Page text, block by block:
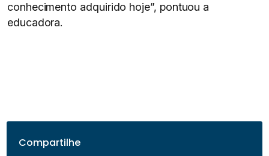
conhecimento adquirido hoje”, pontuou a
educadora.
Compartilhe